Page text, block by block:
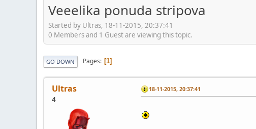
Veeelika ponuda stripova
Started by Ultras, 18-11-2015, 20:37:41
0 Members and 1 Guest are viewing this topic.
GO DOWN Pages 1
Ultras
4
18-11-2015, 20:37:41